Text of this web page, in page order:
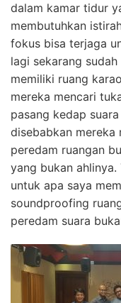
dalam kamar tidur
membutuhkan
fokus bisa terjaga
lagi sekarang
memiliki ruang
mereka mencari
pasang kedap
disebabkan mereka
peredam ruangan
yang bukan
untuk apa saya
soundproofing
peredam suara